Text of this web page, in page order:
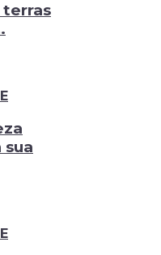
terras